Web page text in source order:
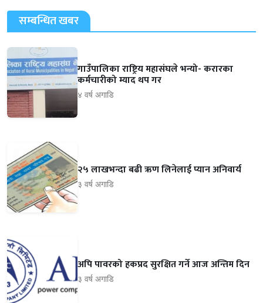
सम्बन्धित खबर
गाउँपालिका राष्ट्रिय महासंघले भन्यो- करारका
कर्मचारीको म्याद थप गर
४ वर्ष अगाडि
२५ लाखभन्दा बढी ऋण लिनेलाई प्यान अनिवार्य
३ वर्ष अगाडि
अपि पावरको हकप्रद सुरक्षित गर्ने आज अन्तिम दिन
३ वर्ष अगाडि